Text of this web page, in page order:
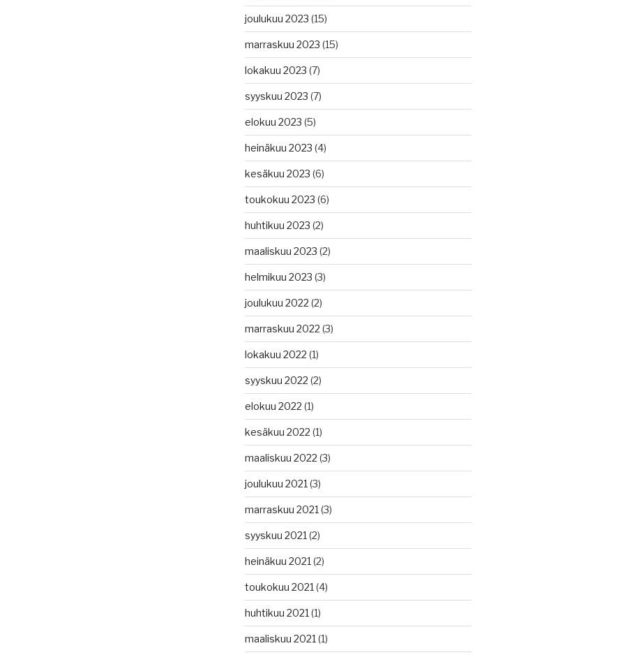
joulukuu 2023 (15)
marraskuu 2023 (15)
lokakuu 2023 (7)
syyskuu 2023 (7)
elokuu 2023 (5)
heinäkuu 2023 (4)
kesäkuu 2023 (6)
toukokuu 2023 (6)
huhtikuu 2023 (2)
maaliskuu 2023 (2)
helmikuu 2023 (3)
joulukuu 2022 (2)
marraskuu 2022 (3)
lokakuu 2022 (1)
syyskuu 2022 (2)
elokuu 2022 (1)
kesäkuu 2022 (1)
maaliskuu 2022 (3)
joulukuu 2021 (3)
marraskuu 2021 (3)
syyskuu 2021 (2)
heinäkuu 2021 (2)
toukokuu 2021 (4)
huhtikuu 2021 (1)
maaliskuu 2021 (1)